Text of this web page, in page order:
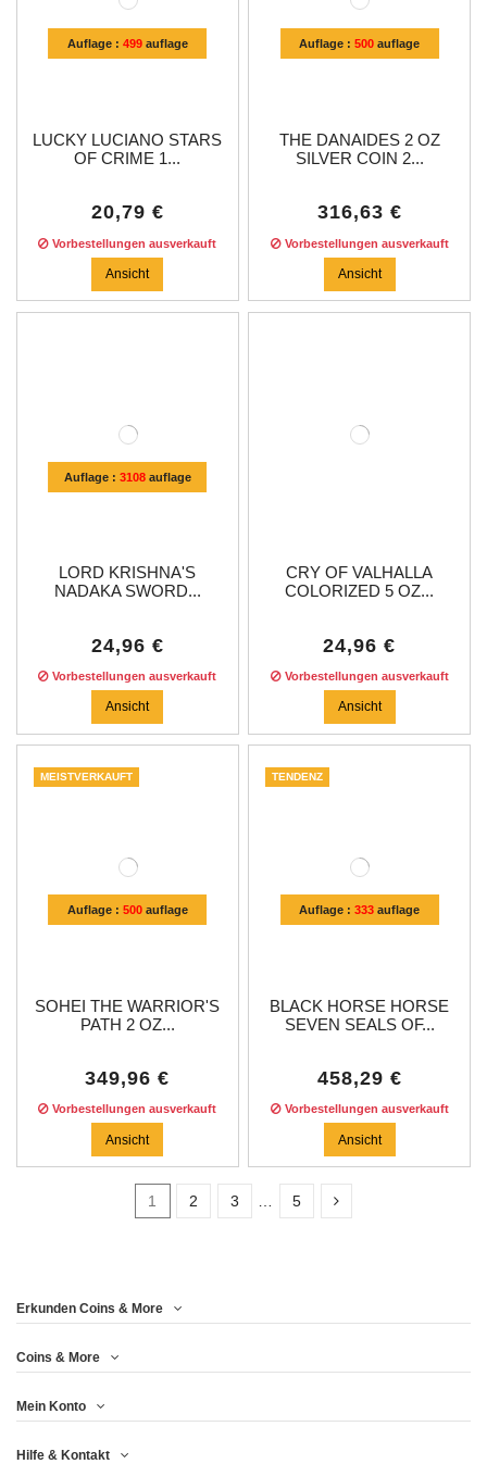
Auflage : 499auflage
LUCKY LUCIANO STARS
OF CRIME 1...
20,79 €
Vorbestellungen ausverkauft
Ansicht
Auflage :500 auflage
THE DANAIDES 2 OZ
SILVER COIN 2...
316,63 €
Vorbestellungen ausverkauft
Ansicht
Auflage : 3108auflage
LORD KRISHNA'S
NADAKA SWORD...
24,96 €
Vorbestellungen ausverkauft
Ansicht
CRY OF VALHALLA
COLORIZED 5 OZ...
24,96 €
Vorbestellungen ausverkauft
Ansicht
Auflage : 500auflage
MEISTVERKAUFT
SOHEI THE WARRIOR'S
PATH 2 OZ...
349,96 €
Vorbestellungen ausverkauft
Ansicht
Auflage :333 auflage
TENDENZ
BLACK HORSE HORSE
SEVEN SEALS OF...
458,29 €
Vorbestellungen ausverkauft
Ansicht
1 2 3 5
In stock 41
Price
Jahr
Erkunden Coins & More
Coins & More
Mein Konto
Hilfe & Kontakt